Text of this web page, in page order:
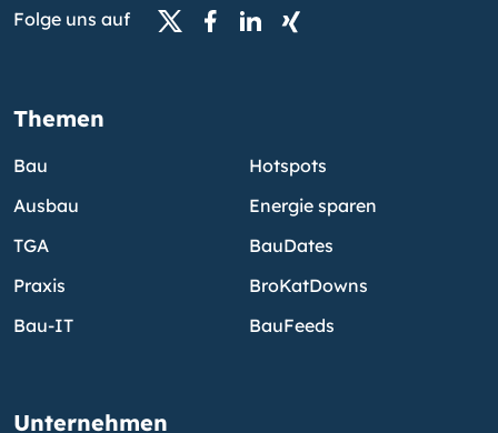
Folge uns auf
Themen
Bau
Ausbau
TGA
Praxis
Bau-IT
Hotspots
Energie sparen
BauDates
BroKatDowns
BauFeeds
Unternehmen